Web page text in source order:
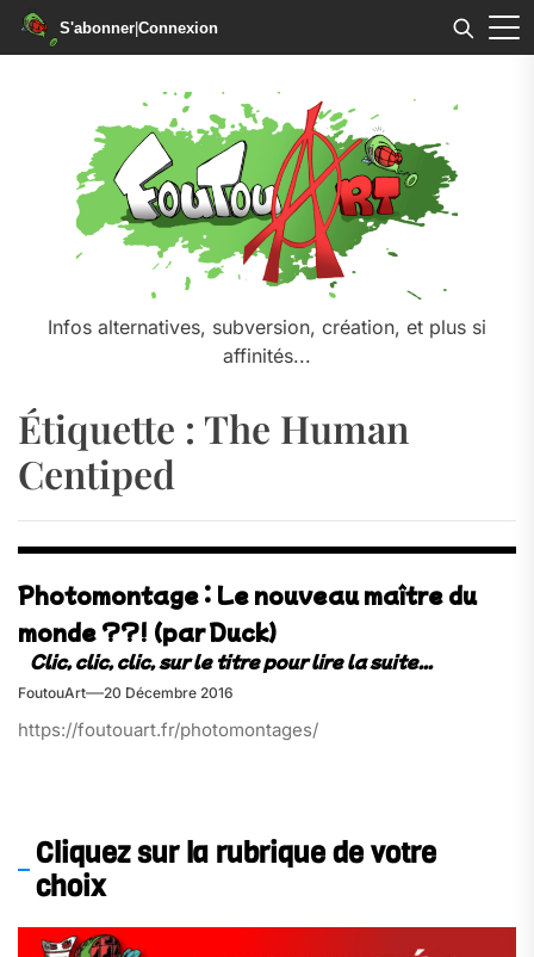
S'abonner|Connexion
Infos alternatives, subversion, création, et plus si
affinités...
Étiquette : The Human
Centiped
Photomontage : Le nouveau maître du
monde ??! (par Duck)
FoutouArt 20 Décembre 2016
https://foutouart.fr/photomontages/
Cliquez sur la rubrique de votre
choix